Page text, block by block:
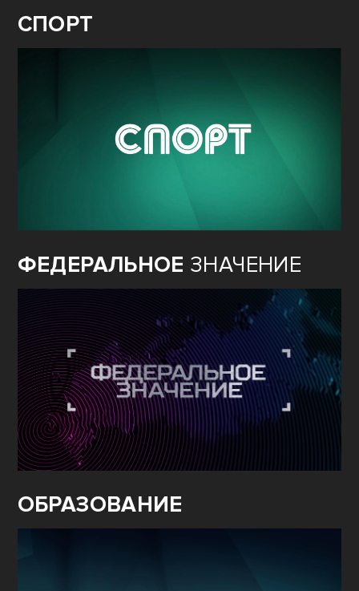
СПОРТ
ФЕДЕРАЛЬНОЕ ЗНАЧЕНИЕ
ОБРАЗОВАНИЕ